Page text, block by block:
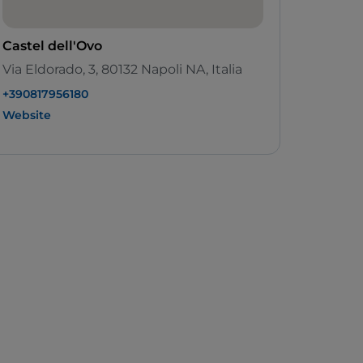
Castel dell'Ovo
Via Eldorado, 3, 80132 Napoli NA, Italia
+390817956180
Website